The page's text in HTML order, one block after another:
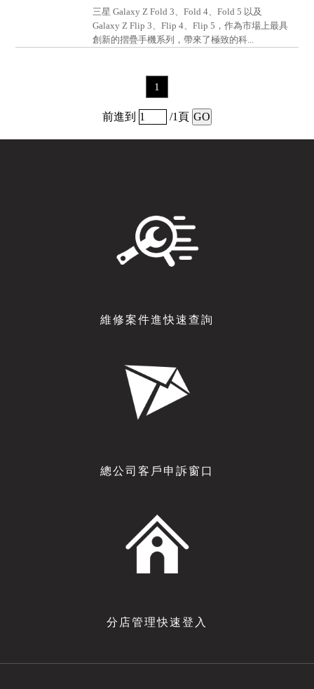
三星 Galaxy Z Fold 3、Fold 4、Fold 5 以及
Galaxy Z Flip 3、Flip 4、Flip 5，作為市場上最具
創新的摺疊手機系列，帶來了極致的科...
1
前進到 /1頁 GO
維修案件進快速查詢
總公司客戶申訴窗口
分店管理快速登入